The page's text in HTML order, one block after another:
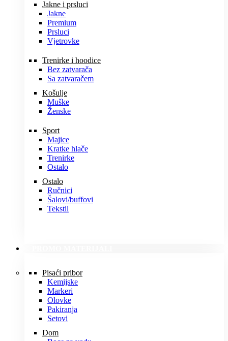
Jakne i prsluci
Jakne
Premium
Prsluci
Vjetrovke
Trenirke i hoodice
Bez zatvarača
Sa zatvaračem
Košulje
Muške
Ženske
Sport
Majice
Kratke hlače
Trenirke
Ostalo
Ostalo
Ručnici
Šalovi/buffovi
Tekstil
Pisaći pribor
Kemijske
Markeri
Olovke
Pakiranja
Setovi
Dom